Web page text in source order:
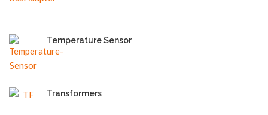
Temperature Sensor
Transformers